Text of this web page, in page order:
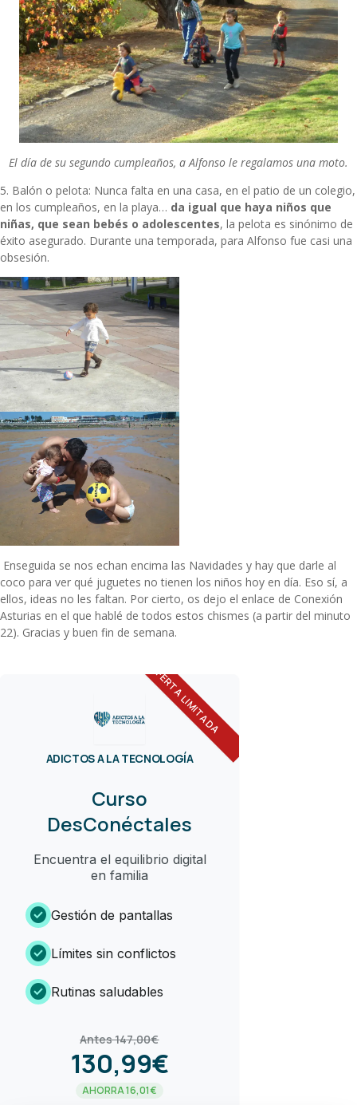
El día de su segundo cumpleaños, a Alfonso le regalamos una moto.
5. Balón o pelota: Nunca falta en una casa, en el patio de un colegio,
en los cumpleaños, en la playa… da igual que haya niños que
niñas, que sean bebés o adolescentes, la pelota es sinónimo de
éxito asegurado. Durante una temporada, para Alfonso fue casi una
obsesión.
Enseguida se nos echan encima las Navidades y hay que darle al
coco para ver qué juguetes no tienen los niños hoy en día. Eso sí, a
ellos, ideas no les faltan. Por cierto, os dejo el enlace de Conexión
Asturias en el que hablé de todos estos chismes (a partir del minuto
22). Gracias y buen fin de semana.
OFERTA LIMITADA
ADICTOS A LA TECNOLOGÍA
Curso
DesConéctales
Encuentra el equilibrio digital
en familia
check_circle Gestión de pantallas
check_circle Límites sin conflictos
check_circle Rutinas saludables
Antes 147,00€
130,99€
AHORRA 16,01€